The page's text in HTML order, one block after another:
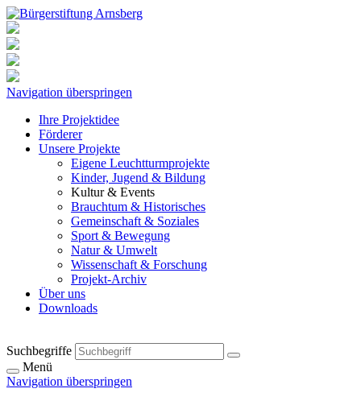
Navigation überspringen
Ihre Projektidee
Förderer
Unsere Projekte
Eigene Leuchtturmprojekte
Kinder, Jugend & Bildung
Kultur & Events
Brauchtum & Historisches
Gemeinschaft & Soziales
Sport & Bewegung
Natur & Umwelt
Wissenschaft & Forschung
Projekt-Archiv
Über uns
Downloads
Suchbegriffe
Menü
Navigation überspringen